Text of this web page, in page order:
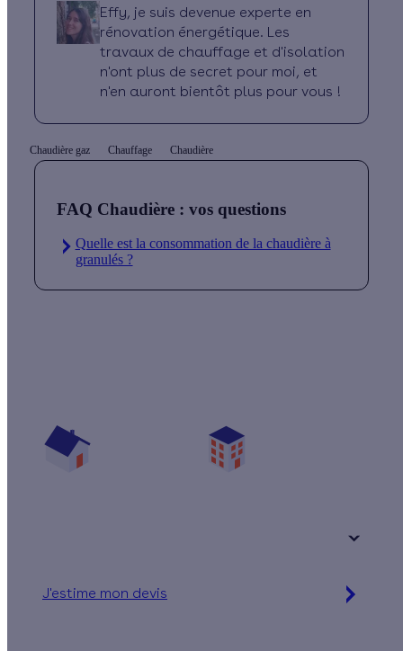
Effy, je suis devenue experte en
rénovation énergétique. Les
travaux de chauffage et d'isolation
n'ont plus de secret pour moi, et
n'en auront bientôt plus pour vous !
Chaudière gaz Chauffage Chaudière
FAQ Chaudière : vos questions
Quelle est la consommation de la chaudière à
granulés ?
J'estime mon devis